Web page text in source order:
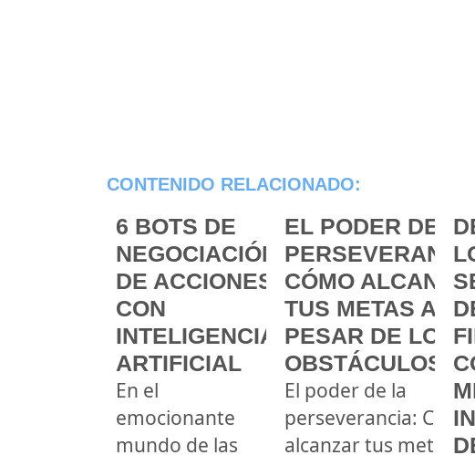
CONTENIDO RELACIONADO:
6 BOTS DE
NEGOCIACIÓN
DE ACCIONES
CON
INTELIGENCIA
ARTIFICIAL
En el
emocionante
mundo de las
EL PODER DE LA
CÓMO
TUS METAS A
PESAR DE LOS
OBSTÁCULOS
El poder de la
perseverancia: Cómo
alcanzar tus metas